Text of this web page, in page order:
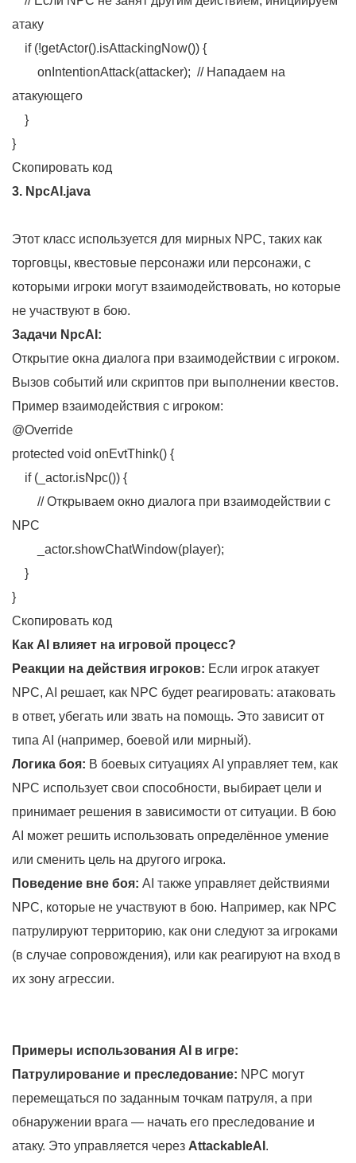
атаку
if (!getActor().isAttackingNow()) {
onIntentionAttack(attacker); // Нападаем на
атакующего
}
}
Скопировать код
3. NpcAI.java
Этот класс используется для мирных NPC, таких как
торговцы, квестовые персонажи или персонажи, с
которыми игроки могут взаимодействовать, но которые
не участвуют в бою.
Задачи NpcAI:
Открытие окна диалога при взаимодействии с игроком.
Вызов событий или скриптов при выполнении квестов.
Пример взаимодействия с игроком:
@Override
protected void onEvtThink() {
if (_actor.isNpc()) {
// Открываем окно диалога при взаимодействии с
NPC
_actor.showChatWindow(player);
}
}
Скопировать код
Как AI влияет на игровой процесс?
Реакции на действия игроков: Если игрок атакует
NPC, AI решает, как NPC будет реагировать: атаковать
в ответ, убегать или звать на помощь. Это зависит от
типа AI (например, боевой или мирный).
Логика боя: В боевых ситуациях AI управляет тем, как
NPC использует свои способности, выбирает цели и
принимает решения в зависимости от ситуации. В бою
AI может решить использовать определённое умение
или сменить цель на другого игрока.
Поведение вне боя: AI также управляет действиями
NPC, которые не участвуют в бою. Например, как NPC
патрулируют территорию, как они следуют за игроками
(в случае сопровождения), или как реагируют на вход в
их зону агрессии.
Примеры использования AI в игре:
Патрулирование и преследование: NPC могут
перемещаться по заданным точкам патруля, а при
обнаружении врага — начать его преследование и
атаку. Это управляется через AttackableAI .